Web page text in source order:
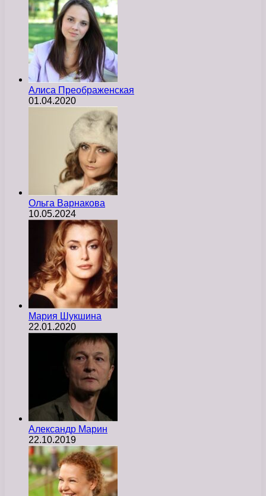
Алиса Преображенская
01.04.2020
Ольга Варнакова
10.05.2024
Мария Шукшина
22.01.2020
Александр Марин
22.10.2019